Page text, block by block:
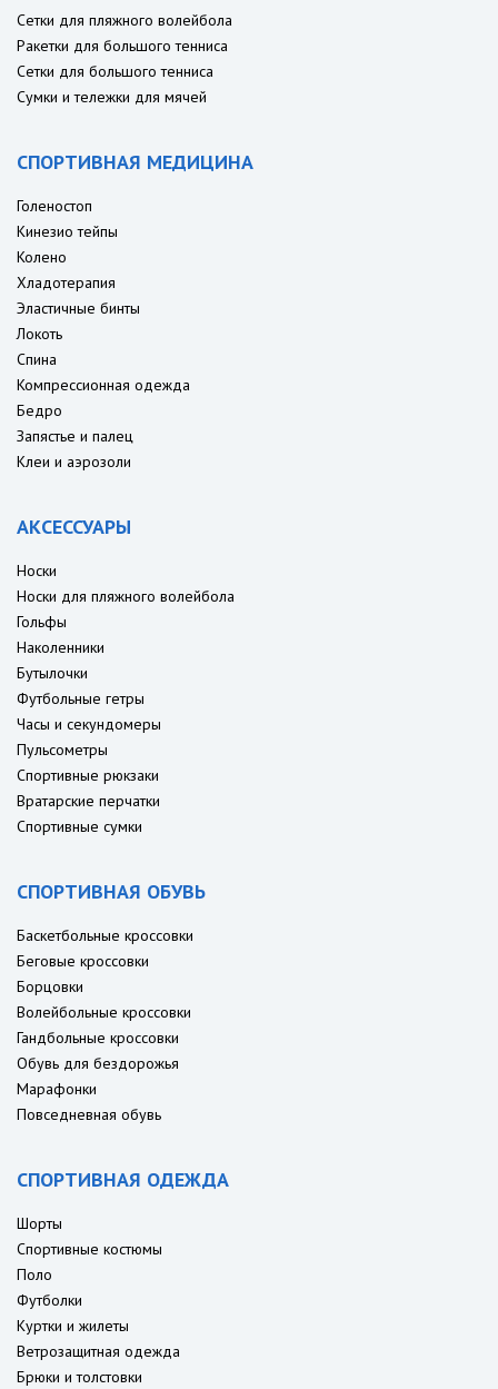
Сетки для пляжного волейбола
Ракетки для большого тенниса
Сетки для большого тенниса
Сумки и тележки для мячей
СПОРТИВНАЯ МЕДИЦИНА
Голеностоп
Кинезио тейпы
Колено
Хладотерапия
Эластичные бинты
Локоть
Спина
Компрессионная одежда
Бедро
Запястье и палец
Клеи и аэрозоли
АКСЕССУАРЫ
Носки
Носки для пляжного волейбола
Гольфы
Наколенники
Бутылочки
Футбольные гетры
Часы и секундомеры
Пульсометры
Спортивные рюкзаки
Вратарские перчатки
Спортивные сумки
СПОРТИВНАЯ ОБУВЬ
Баскетбольные кроссовки
Беговые кроссовки
Борцовки
Волейбольные кроссовки
Гандбольные кроссовки
Обувь для бездорожья
Марафонки
Повседневная обувь
СПОРТИВНАЯ ОДЕЖДА
Шорты
Спортивные костюмы
Поло
Футболки
Куртки и жилеты
Ветрозащитная одежда
Брюки и толстовки